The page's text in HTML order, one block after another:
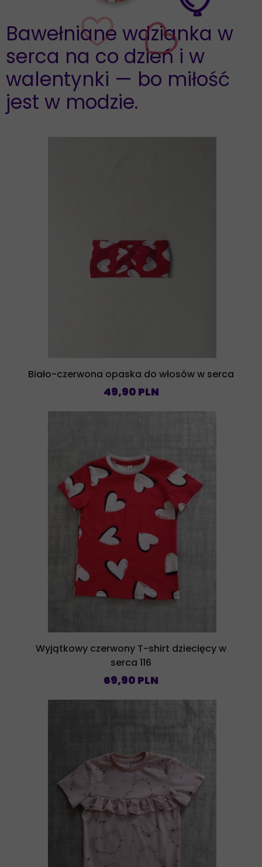
Bawełniane wdzianka w
serca na co dzień i w
walentynki — bo miłość
jest w modzie.
Biało-czerwona opaska do włosów w serca
49,90 PLN
Wyjątkowy czerwony T-shirt dziecięcy w
serca 116
69,90 PLN